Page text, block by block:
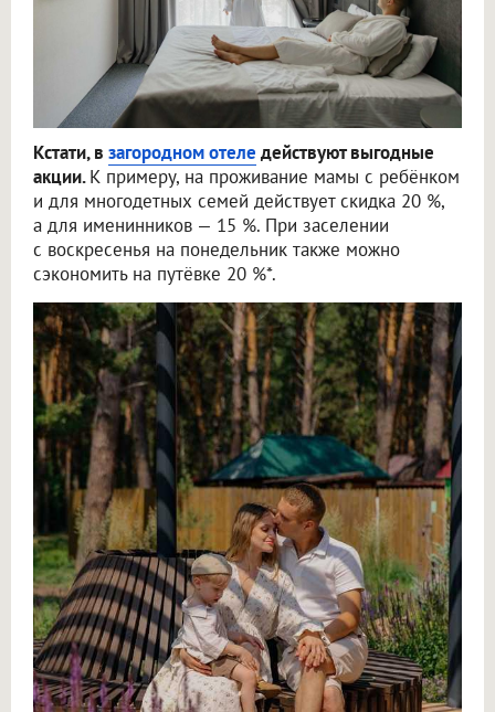
Кстати, в загородном отеле действуют выгодные
акции.К примеру, на проживание мамы с ребёнком
и для многодетных семей действует скидка 20 %,
а для именинников — 15 %. При заселении
с воскресенья на понедельник также можно
сэкономить на путёвке 20 %*.